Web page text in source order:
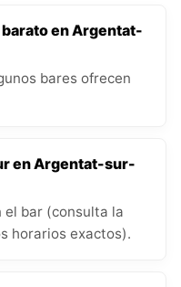
en Argentat-
bares ofrecen
en Argentat-sur-
el bar (consulta la
horarios exactos).